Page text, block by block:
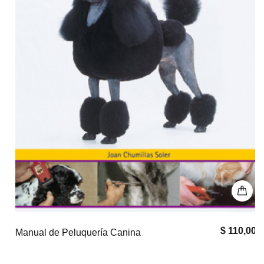
$ 110,000
Manual de Peluquería Canina